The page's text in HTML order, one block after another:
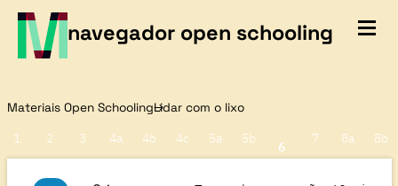
navegador open schooling
Materiais Open SchoolingLidar com o lixo
1 2 3 4a 4b 4c 5a 5b
6
7 8a 8b